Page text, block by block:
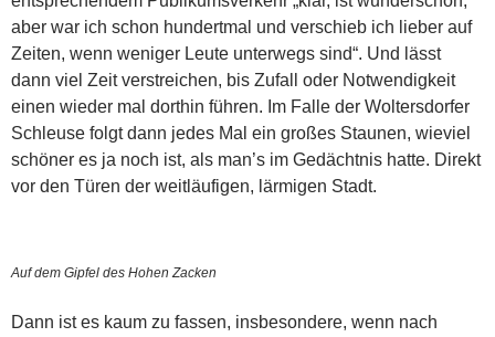
aber war ich schon hundertmal und verschieb ich lieber auf
Zeiten, wenn weniger Leute unterwegs sind“. Und lässt
dann viel Zeit verstreichen, bis Zufall oder Notwendigkeit
einen wieder mal dorthin führen. Im Falle der Woltersdorfer
Schleuse folgt dann jedes Mal ein großes Staunen, wieviel
schöner es ja noch ist, als man’s im Gedächtnis hatte. Direkt
vor den Türen der weitläufigen, lärmigen Stadt.
Auf dem Gipfel des Hohen Zacken
Dann ist es kaum zu fassen, insbesondere, wenn nach